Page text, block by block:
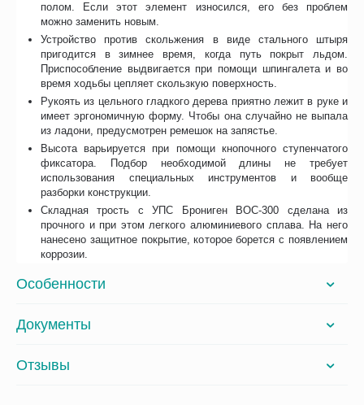
полом. Если этот элемент износился, его без проблем
можно заменить новым.
Устройство против скольжения в виде стального штыря
пригодится в зимнее время, когда путь покрыт льдом.
Приспособление выдвигается при помощи шпингалета и во
время ходьбы цепляет скользкую поверхность.
Рукоять из цельного гладкого дерева приятно лежит в руке и
имеет эргономичную форму. Чтобы она случайно не выпала
из ладони, предусмотрен ремешок на запястье.
Высота варьируется при помощи кнопочного ступенчатого
фиксатора. Подбор необходимой длины не требует
использования специальных инструментов и вообще
разборки конструкции.
Складная трость с УПС Брониген BOC-300 сделана из
прочного и при этом легкого алюминиевого сплава. На него
нанесено защитное покрытие, которое борется с появлением
коррозии.
Особенности
Документы
Отзывы